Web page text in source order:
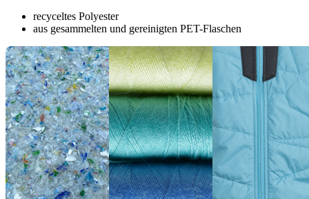
recyceltes Polyester
aus gesammelten und gereinigten PET-Flaschen